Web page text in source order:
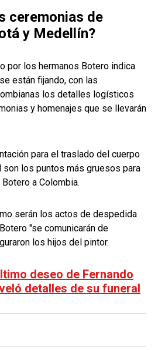
ceremonias de
y Medellín?
por los hermanos Botero indica
están fijando, con las
los detalles logísticos
y homenajes que se llevarán
para el traslado del cuerpo
los puntos más gruesos para
a Colombia.
serán los actos de despedida
"se comunicarán de
los hijos del pintor.
deseo de Fernando
detalles de su funeral